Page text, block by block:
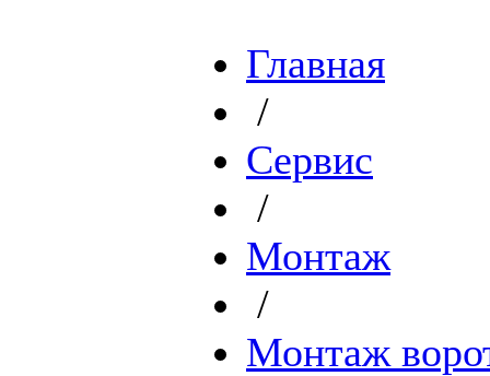
Главная
/
Сервис
/
Монтаж
/
Монтаж